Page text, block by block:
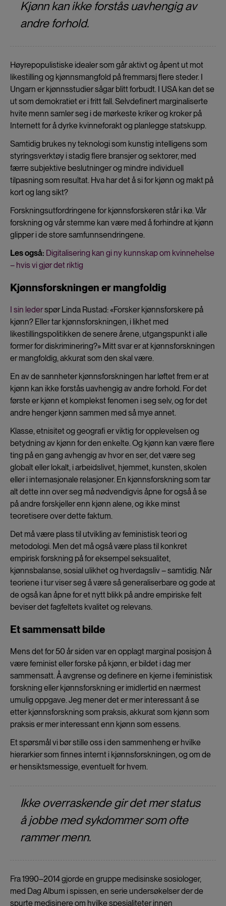
Kjønn kan ikke forstås uavhengig av
andre forhold.
Høyrepopulistiske idealer som går aktivt og åpent ut mot
likestilling og kjønnsmangfold på fremmarsj flere steder. I
Ungarn er kjønnsstudier sågar blitt forbudt. I USA kan det se
ut som demokratiet er i fritt fall. Selvdefinert marginaliserte
hvite menn samler seg i de mørkeste kriker og kroker på
Internett for å dyrke kvinneforakt og planlegge statskupp.
Samtidig brukes ny teknologi som kunstig intelligens som
styringsverktøy i stadig flere bransjer og sektorer, med
færre subjektive beslutninger og mindre individuell
tilpasning som resultat. Hva har det å si for kjønn og makt på
kort og lang sikt?
Forskningsutfordringene for kjønnsforskeren står i kø. Vår
forskning og vår stemme kan være med å forhindre at kjønn
glipper i de store samfunnsendringene.
Les også: Digitalisering kan gi ny kunnskap om kvinnehelse
– hvis vi gjør det riktig
Kjønnsforskningen er mangfoldig
I sin lederspør Linda Rustad: «Forsker kjønnsforskere på
kjønn? Eller tar kjønnsforskningen, i likhet med
likestillingspolitikken de senere årene, utgangspunkt i alle
former for diskriminering?» Mitt svar er at kjønnsforskningen
er mangfoldig, akkurat som den skal være.
En av de sannheter kjønnsforskningen har løftet frem er at
kjønn kan ikke forstås uavhengig av andre forhold. For det
første er kjønn et komplekst fenomen i seg selv, og for det
andre henger kjønn sammen med så mye annet.
Klasse, etnisitet og geografi er viktig for opplevelsen og
betydning av kjønn for den enkelte. Og kjønn kan være flere
ting på en gang avhengig av hvor en ser, det være seg
globalt eller lokalt, i arbeidslivet, hjemmet, kunsten, skolen
eller i internasjonale relasjoner. En kjønnsforskning som tar
alt dette inn over seg må nødvendigvis åpne for også å se
på andre forskjeller enn kjønn alene, og ikke minst
teoretisere over dette faktum.
Det må være plass til utvikling av feministisk teori og
metodologi. Men det må også være plass til konkret
empirisk forskning på for eksempel seksualitet,
kjønnsbalanse, sosial ulikhet og hverdagsliv – samtidig. Når
teoriene i tur viser seg å være så generaliserbare og gode at
de også kan åpne for et nytt blikk på andre empiriske felt
beviser det fagfeltets kvalitet og relevans.
Et sammensatt bilde
Mens det for 50 år siden var en opplagt marginal posisjon å
være feminist eller forske på kjønn, er bildet i dag mer
sammensatt. Å avgrense og definere en kjerne i feministisk
forskning eller kjønnsforskning er imidlertid en nærmest
umulig oppgave. Jeg mener det er mer interessant å se
etter kjønnsforskning som praksis, akkurat som kjønn som
praksis er mer interessant enn kjønn som essens.
Et spørsmål vi bør stille oss i den sammenheng er hvilke
hierarkier som finnes internt i kjønnsforskningen, og om de
er hensiktsmessige, eventuelt for hvem.
Ikke overraskende gir det mer status
å jobbe med sykdommer som ofte
rammer menn.
Fra 1990–2014 gjorde en gruppe medisinske sosiologer,
med Dag Album i spissen, en serie undersøkelser der de
spurte medisinere om hvilke spesialiteter innen